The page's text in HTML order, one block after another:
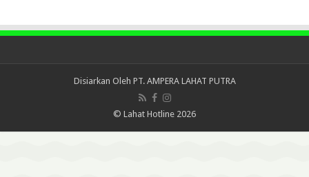
Disiarkan Oleh PT. AMPERA LAHAT PUTRA
© Lahat Hotline 2026